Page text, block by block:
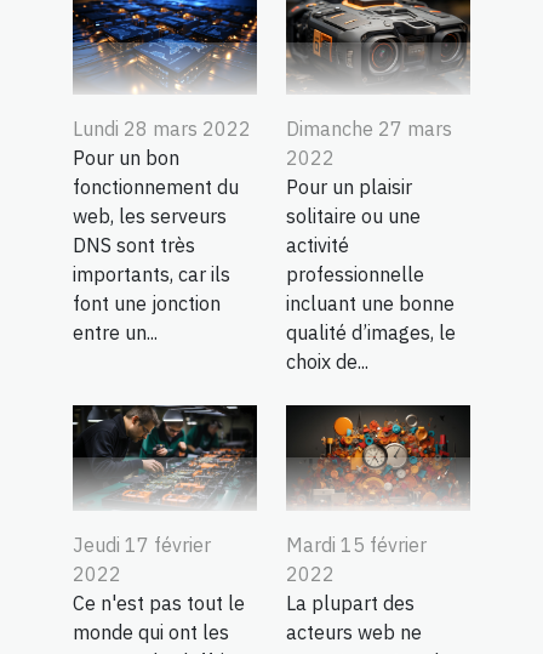
Lundi 28 mars 2022
Pour un bon
fonctionnement du
web, les serveurs
DNS sont très
importants, car ils
font une jonction
entre un...
Dimanche 27 mars
2022
Pour un plaisir
solitaire ou une
activité
professionnelle
incluant une bonne
qualité d’images, le
choix de...
Jeudi 17 février
2022
Ce n'est pas tout le
monde qui ont les
Mardi 15 février
2022
La plupart des
acteurs web ne